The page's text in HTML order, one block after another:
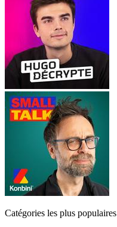
Catégories les plus populaires